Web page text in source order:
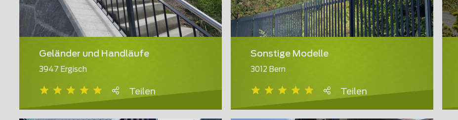
Geländer und Handläufe
3947 Ergisch
Teilen
Sonstige Modelle
3012 Bern
Teilen